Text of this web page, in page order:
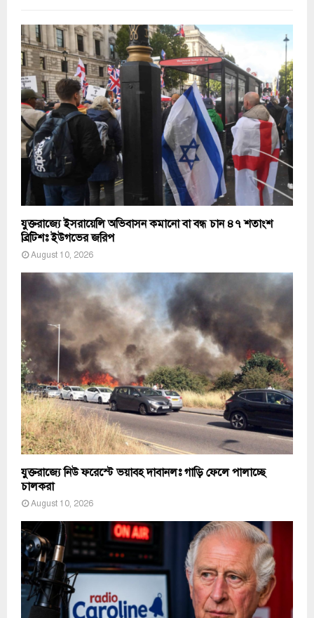
যুক্তরাজ্যে ইসরায়েলি অভিবাসন কমানো বা বন্ধ চান ৪৭ শতাংশ
ব্রিটিশঃ ইউগভের জরিপ
August 10, 2026
যুক্তরাজ্যে নিউ ফরেস্টে ভয়াবহ দাবানলঃ গাড়ি ফেলে পালাচ্ছে
চালকরা
August 10, 2026